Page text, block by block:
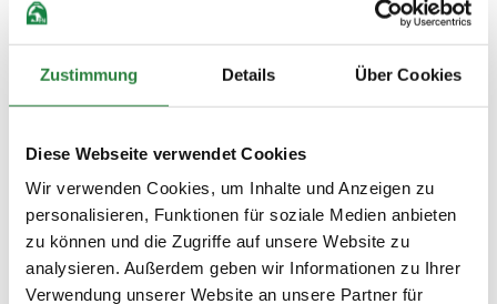
Zustimmung Details Über Cookies
Diese Webseite verwendet Cookies
Wir verwenden Cookies, um Inhalte und Anzeigen zu
personalisieren, Funktionen für soziale Medien anbieten
zu können und die Zugriffe auf unsere Website zu
analysieren. Außerdem geben wir Informationen zu Ihrer
Verwendung unserer Website an unsere Partner für
Unterstützung des neuen Projekts für uns
selbstverständlich. Wir freuen uns sehr, dass
wir mit ,100 Schulpferde plus‘ nun an einer
Finanzierung und Unterhaltung unserer
den Werdegang der Vierbeiner in ihrer neuen
Wirkungsstätte mitverfolgen zu können,
werden die „PM-Pferde“ medial begleitet und
in Zukunft auf den Social Media-Kanälen der
Persönlichen Mitglieder zu sehen sein.